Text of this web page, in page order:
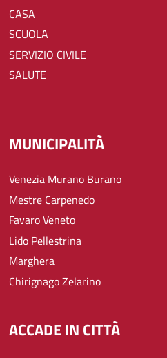
CASA
SCUOLA
SERVIZIO CIVILE
SALUTE
MUNICIPALITÀ
Venezia Murano Burano
Mestre Carpenedo
Favaro Veneto
Lido Pellestrina
Marghera
Chirignago Zelarino
ACCADE IN CITTÀ